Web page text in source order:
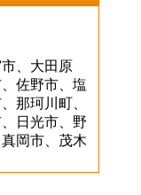
、大田原
佐野市、塩
那珂川町、
日光市、野
岡市、茂木